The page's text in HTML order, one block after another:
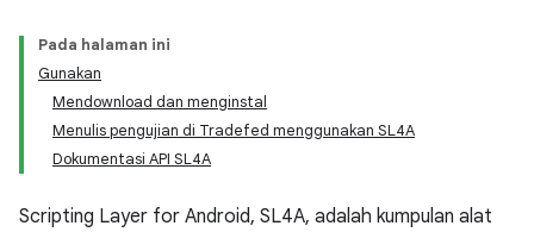
Pada halaman ini
Gunakan
Mendownload dan menginstal
Menulis pengujian di Tradefed menggunakan SL4A
Dokumentasi API SL4A
Scripting Layer for Android, SL4A, adalah kumpulan alat